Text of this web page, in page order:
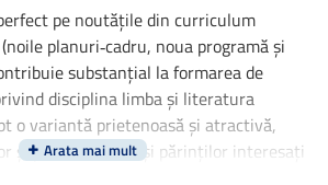
pe noutăţile din curriculum
planuri‑cadru, noua programă și
substanţial la formarea de
disciplina limba și literatura
o variantă prietenoasă și atractivă,
și profesorilor, ci și părinţilor interesaţi